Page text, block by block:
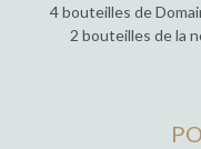
4 bouteilles de
2 bouteilles de la